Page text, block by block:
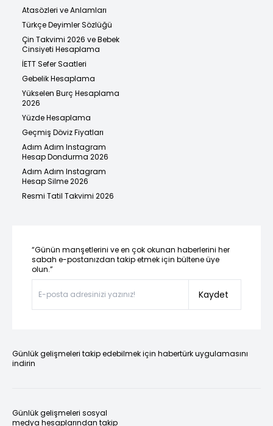
Atasözleri ve Anlamları
Türkçe Deyimler Sözlüğü
Çin Takvimi 2026 ve Bebek
Cinsiyeti Hesaplama
İETT Sefer Saatleri
Gebelik Hesaplama
Yükselen Burç Hesaplama
2026
Yüzde Hesaplama
Geçmiş Döviz Fiyatları
Adım Adım Instagram
Hesap Dondurma 2026
Adım Adım Instagram
Hesap Silme 2026
Resmi Tatil Takvimi 2026
“Günün manşetlerini ve en çok okunan haberlerini her
sabah e-postanızdan takip etmek için bültene üye
olun.”
Kaydet
Günlük gelişmeleri takip edebilmek için habertürk uygulamasını
indirin
Günlük gelişmeleri sosyal
medya hesaplarından takip